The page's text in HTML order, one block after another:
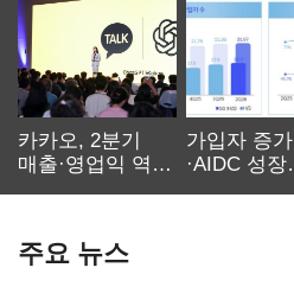
카카오, 2분기
매출·영업익 역대
가입자 증가
·AIDC 성
주요 뉴스